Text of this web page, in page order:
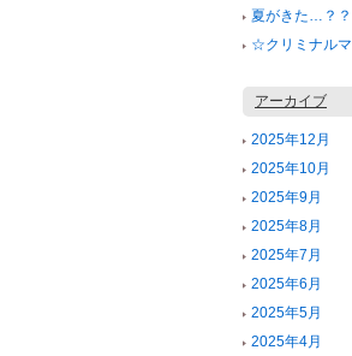
夏がきた…？
☆クリミナル
アーカイブ
2025年12月
2025年10月
2025年9月
2025年8月
2025年7月
2025年6月
2025年5月
2025年4月